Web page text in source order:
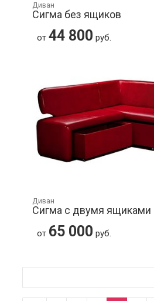
Диван
Сигма без ящиков
от 44 800 руб.
Диван
Сигма с двумя ящиками
от 65 000 руб.